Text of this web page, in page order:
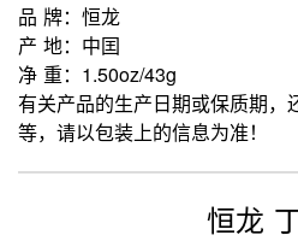
品 牌：恒龙
产 地：中囯
净 重：1.50oz/43g
有关产品的生产日期或保质期，
等，请以包装上的信息为准！
恒龙